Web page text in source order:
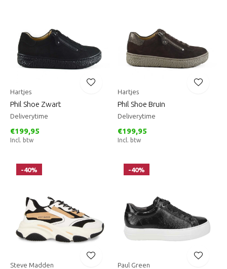
Hartjes
Phil Shoe Zwart
Deliverytime
€199,95
Incl. btw
Hartjes
Phil Shoe Bruin
Deliverytime
€199,95
Incl. btw
-40%
Steve Madden
-40%
Paul Green